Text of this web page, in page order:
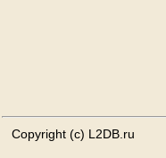
Copyright (c) L2DB.ru